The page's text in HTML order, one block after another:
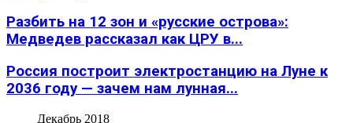
Разбить на 12 зон и «русские острова»:
Медведев рассказал как ЦРУ в...
Россия построит электростанцию на Луне к
2036 году — зачем нам лунная...
Декабрь 2018